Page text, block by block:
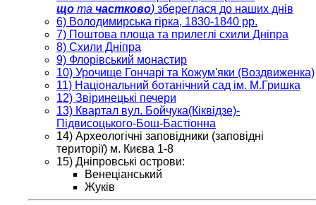
що та частково) збереглася до наших днів
6) Володимирська гірка, 1830-1840 рр.
7) Поштова площа та прилеглі схили Дніпра
8) Схили Дніпра
9) Флорівський монастир
10) Урочище Гончарі та Кожум'яки (Воздвиженка)
11) Національний ботанічний сад ім. М.Гришка
12) Звіринецькі печери
13) Квартал вул. Бойчука(Кіквідзе)-
Підвисоцького-Бош-Бастіонна
14) Археологічні заповідники (заповідні
території) м. Києва 1-8
15) Дніпровські острови:
Венеціанський
Жуків